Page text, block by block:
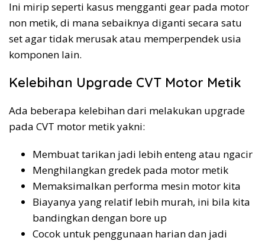
Ini mirip seperti kasus mengganti gear pada motor
non metik, di mana sebaiknya diganti secara satu
set agar tidak merusak atau memperpendek usia
komponen lain.
Kelebihan Upgrade CVT Motor Metik
Ada beberapa kelebihan dari melakukan upgrade
pada CVT motor metik yakni:
Membuat tarikan jadi lebih enteng atau ngacir
Menghilangkan gredek pada motor metik
Memaksimalkan performa mesin motor kita
Biayanya yang relatif lebih murah, ini bila kita
bandingkan dengan bore up
Cocok untuk penggunaan harian dan jadi